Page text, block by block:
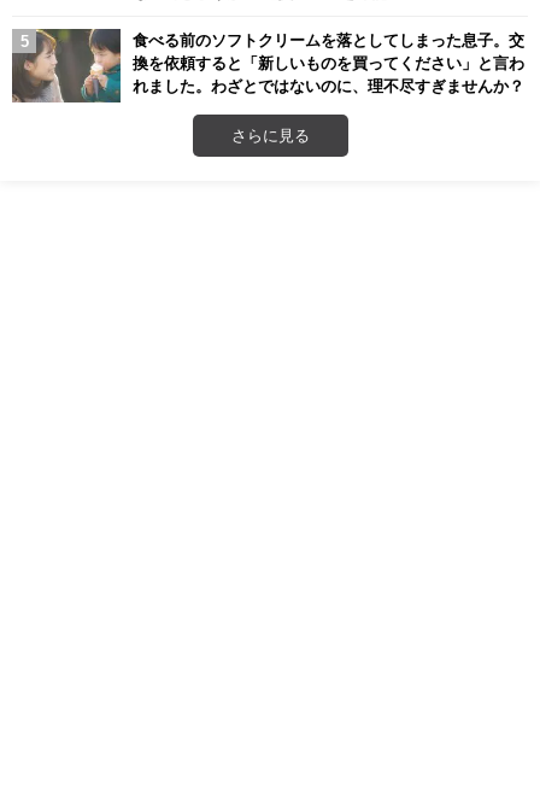
食べる前のソフトクリームを落としてしまった息子。交
換を依頼すると「新しいものを買ってください」と言わ
れました。わざとではないのに、理不尽すぎませんか？
さらに見る